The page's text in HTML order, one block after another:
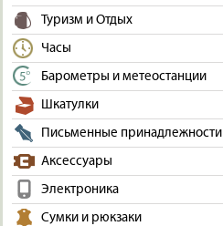
Туризм и Отдых
Часы
Барометры и метеостанции
Шкатулки
Письменные принадлежности
Аксессуары
Электроника
Сумки и рюкзаки